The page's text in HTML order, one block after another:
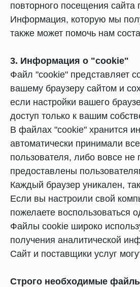
повторного посещения
Информация, которую мы
также может помочь нам
3. Информация о "cookie"
Файл "cookie" представляет
вашему браузеру сайтом и
если настройки вашего
доступ только к вашим
В файлах "cookie" хранится
автоматически принимали
пользователя, либо вовсе не
предоставлены
Каждый браузер уникален,
Если вы настроили свой
пожелаете воспользоваться
Файлы cookie широко
получения аналитической
Сайт и поставщики услуг
Строго необходимые